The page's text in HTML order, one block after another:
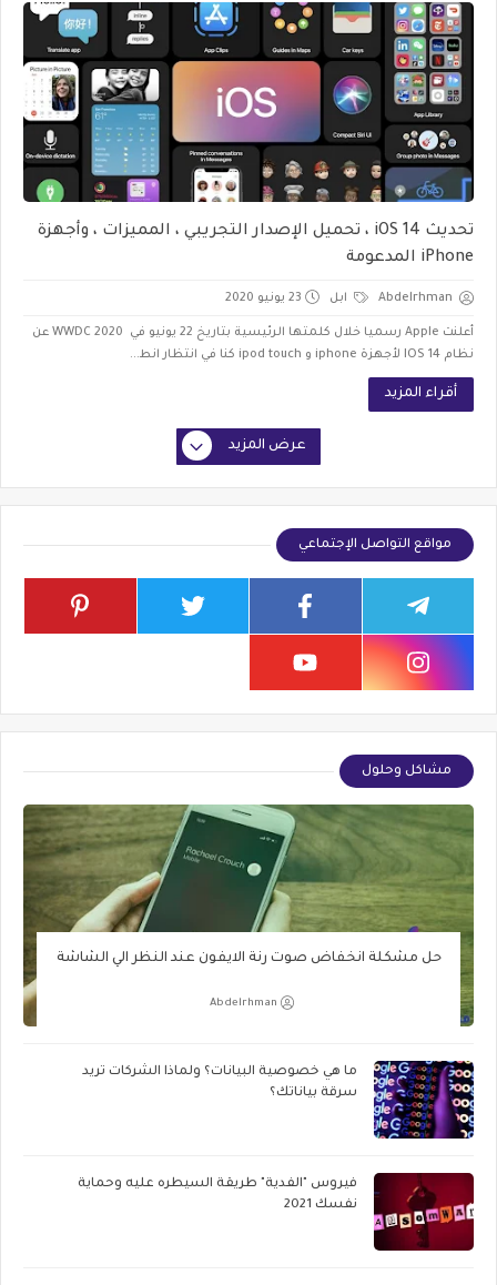
تحديث iOS 14 ، تحميل الإصدار التجريبي ، المميزات ، وأجهزة
iPhone المدعومة
Abdelrhman ابل 23 يونيو 2020
أعلنت Apple رسميا خلال كلمتها الرئيسية بتاريخ 22 يونيو في WWDC 2020 عن
نظام IOS 14 لأجهزة iphone و ipod touch كنا في انتظار انط...
أقراء المزيد
عرض المزيد
مواقع التواصل الإجتماعي
مشاكل وحلول
حل مشكلة انخفاض صوت رنة الايفون عند النظر الي الشاشة
Abdelrhman
ما هي خصوصية البيانات؟ ولماذا الشركات تريد
سرقة بياناتك؟
فيروس "الفدية" طريقة السيطره عليه وحماية
نفسك 2021